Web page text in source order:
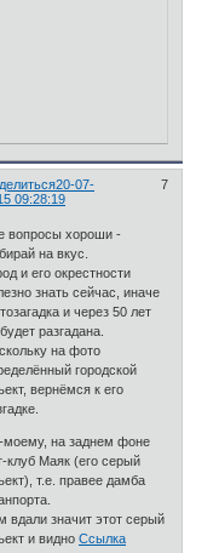
7
20-07-
09:28:19
вопросы хороши -
на вкус.
и его окрестности
знать сейчас, иначе
и через 50 лет
разгадана.
на фото
городской
вернёмся к его
моему, на заднем фоне
клуб Маяк (его серый
т.е. правее дамба
вдали значит этот серый
и видноСсылка